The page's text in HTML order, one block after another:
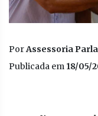
PorAssessoria
Publicada em 18/05/